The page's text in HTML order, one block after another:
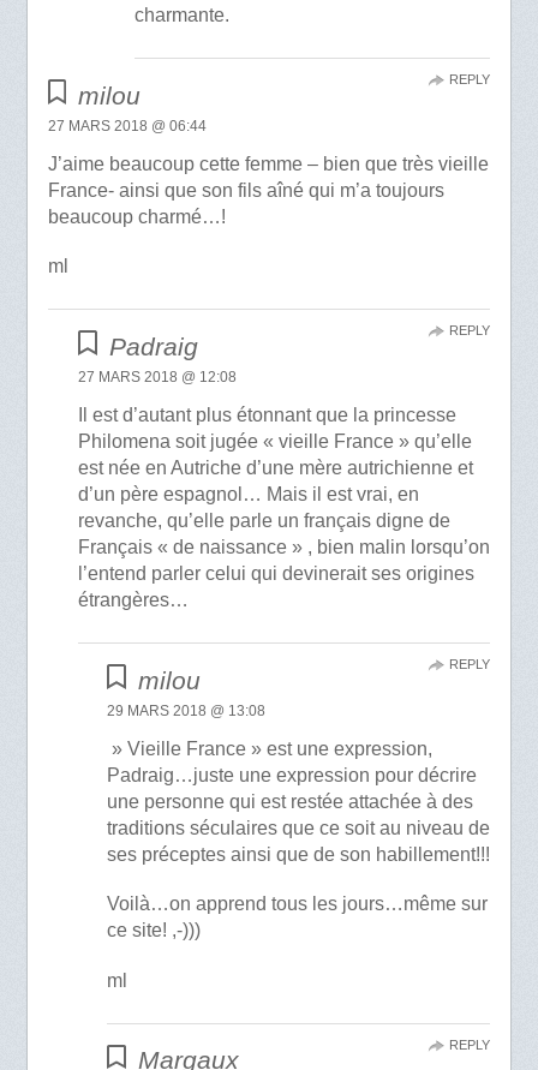
charmante.
milou
27 MARS 2018 @ 06:44
J’aime beaucoup cette femme – bien que très vieille
France- ainsi que son fils aîné qui m’a toujours
beaucoup charmé…!
ml
REPLY
Padraig
27 MARS 2018 @ 12:08
Il est d’autant plus étonnant que la princesse
Philomena soit jugée « vieille France » qu’elle
est née en Autriche d’une mère autrichienne et
d’un père espagnol… Mais il est vrai, en
revanche, qu’elle parle un français digne de
Français « de naissance » , bien malin lorsqu’on
l’entend parler celui qui devinerait ses origines
étrangères…
REPLY
milou
29 MARS 2018 @ 13:08
» Vieille France » est une expression,
Padraig…juste une expression pour décrire
une personne qui est restée attachée à des
traditions séculaires que ce soit au niveau de
ses préceptes ainsi que de son habillement!!!
Voilà…on apprend tous les jours…même sur
ce site! ,-)))
ml
REPLY
Margaux
REPLY